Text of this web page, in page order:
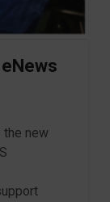
the new